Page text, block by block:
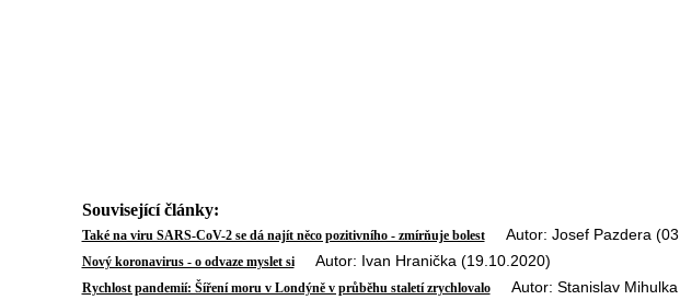
Související články:
Také na viru SARS-CoV-2 se dá najít něco pozitivního - zmírňuje bolestAutor: Josef Pazdera
Nový koronavirus - o odvaze myslet siAutor: Ivan Hranička (19.10.2020)
Rychlost pandemií: Šíření moru v Londýně v průběhu staletí zrychlovaloAutor: Stanislav Mihulka